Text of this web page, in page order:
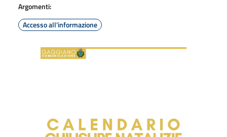
Argomenti:
Accesso all'informazione